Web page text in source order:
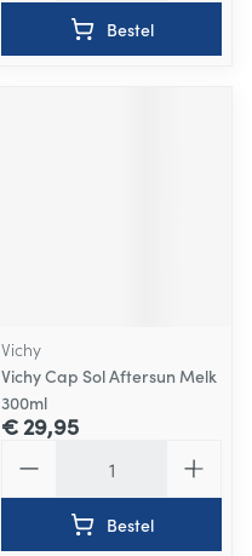
Bestel
Vichy
Vichy Cap Sol Aftersun Melk
300ml
€ 29,95
Bestel